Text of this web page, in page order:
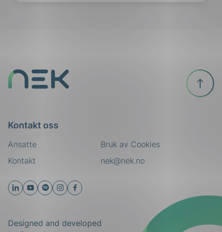
Kontakt oss
Ansatte
nek@nek.no
Kontakt
Bruk av Cookies
Designed and developed
Til
toppen